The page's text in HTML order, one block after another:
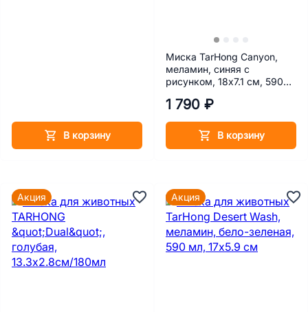
В корзину
Миска TarHong Canyon,
меламин, синяя с
рисунком, 18х7.1 см, 590
1 790 ₽
В корзину
Акция Акция